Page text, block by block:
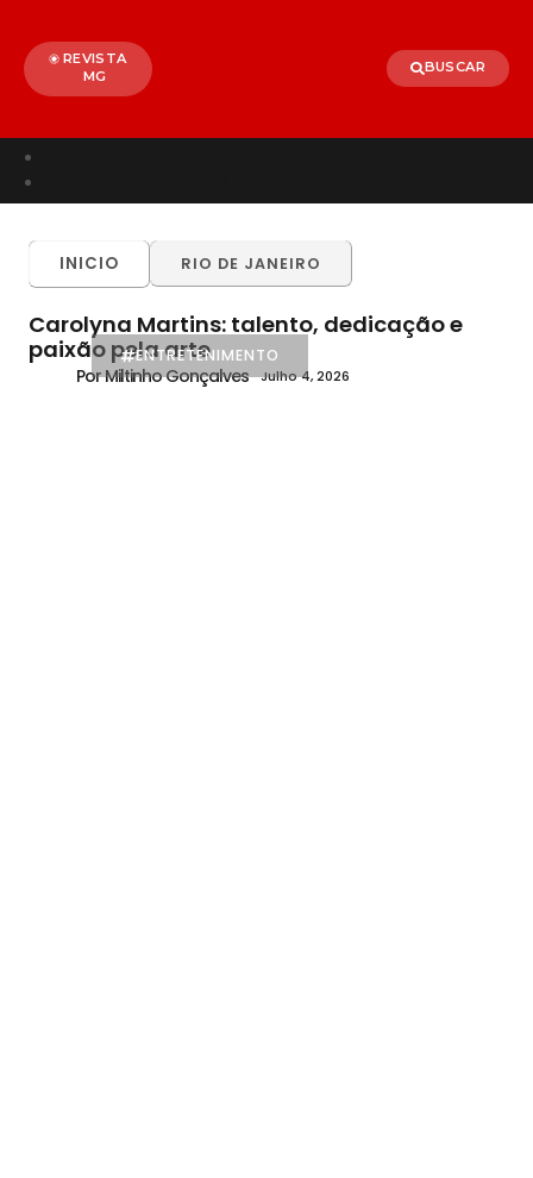
REVISTA
MG
BUSCAR
ALÉM PARAÍBA
BRASIL
ENTRETENIMENTO
INICIO RIO DE JANEIRO
Carolyna Martins: talento, dedicação e
paixão pela arte
Por Miltinho Gonçalves Julho 4, 2026